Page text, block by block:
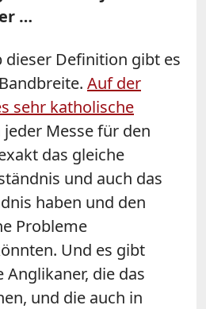
…
dieser Definition gibt es
Auf der
sehr katholische
jeder Messe für den
das gleiche
und auch das
haben und den
Probleme
Und es gibt
Anglikaner, die das
und die auch in